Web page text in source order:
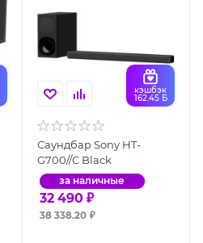
кэшбэк
162.45 Б
Саундбар Sony HT-
G700//C Black
за наличные
32 490 ₽
38 338.20 ₽